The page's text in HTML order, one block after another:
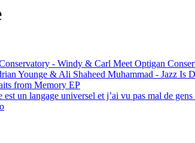
- Windy & Carl Meet Optigan
Younge & Ali Shaheed Muhammad - Jazz Is
from Memory EP
un langage universel et j’ai vu pas mal de